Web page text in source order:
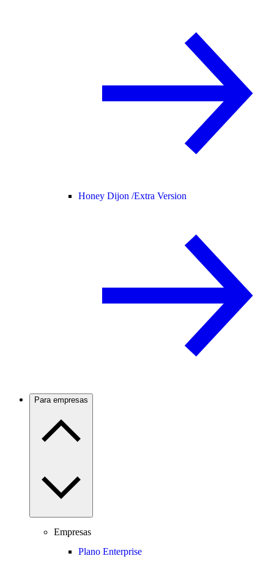
Honey Dijon /Extra Version
Para empresas
Empresas
Plano Enterprise